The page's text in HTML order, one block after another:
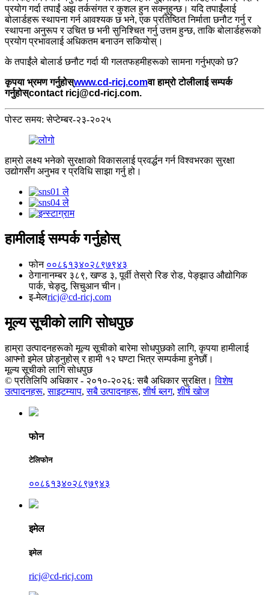
प्रयोग गर्दा तपाईं अझ तर्कसंगत र कुशल हुन सक्नुहुन्छ। यदि तपाईंलाई
बोलार्डहरू स्थापना गर्न आवश्यक छ भने, एक प्रतिष्ठित निर्माता छनौट गर्नु र
स्थापना अनुरूप र उचित छ भनी सुनिश्चित गर्नु उत्तम हुन्छ, ताकि बोलार्डहरूको
प्रयोग प्रभावलाई अधिकतम बनाउन सकियोस्।
के तपाईंले बोलार्ड छनौट गर्दा यी गलतफहमीहरूको सामना गर्नुभएको छ?
कृपया भ्रमण गर्नुहोस्www.cd-ricj.comवा हाम्रो टोलीलाई सम्पर्क
गर्नुहोस्contact ricj@cd-ricj.com.
पोस्ट समय: सेप्टेम्बर-२३-२०२५
हाम्रो लक्ष्य भनेको सुरक्षाको विकासलाई प्रवर्द्धन गर्न विश्वभरका सुरक्षा
उद्योगसँग अनुभव र प्रविधि साझा गर्नु हो।
हामीलाई सम्पर्क गर्नुहोस्
फोन ००८६१३४०२८९७९४३
ठेगानानम्बर ३८९, खण्ड ३, पूर्वी तेस्रो रिङ रोड, पेङ्झाउ औद्योगिक
पार्क, चेङ्दु, सिचुआन चीन।
इ-मेलricj@cd-ricj.com
मूल्य सूचीको लागि सोधपुछ
हाम्रा उत्पादनहरूको मूल्य सूचीको बारेमा सोधपुछको लागि, कृपया हामीलाई
आफ्नो इमेल छोड्नुहोस् र हामी १२ घण्टा भित्र सम्पर्कमा हुनेछौं।
मूल्य सूचीको लागि सोधपुछ
© प्रतिलिपि अधिकार - २०१०-२०२६: सबै अधिकार सुरक्षित। विशेष
उत्पादनहरू,साइटम्याप,सबै उत्पादनहरू,शीर्ष ब्लग,शीर्ष खोज
फोन
टेलिफोन
००८६१३४०२८९७९४३
इमेल
इमेल
ricj@cd-ricj.com